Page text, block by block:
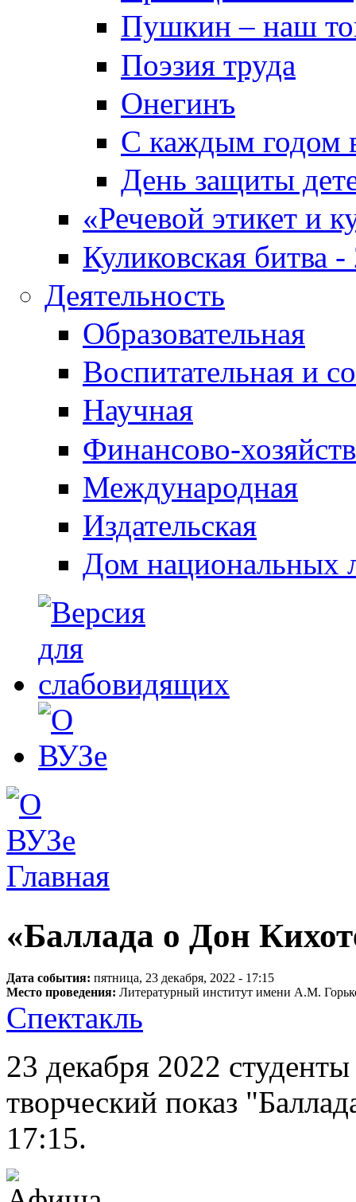
Пушкин – наш
Поэзия труда
Онегинъ
С каждым годом
День защиты
«Речевой этикет и
Куликовская битва
Деятельность
Образовательная
Воспитательная и
Научная
Финансово-
Международная
Издательская
Дом национальных
Вы здесь
Главная
«Баллада о Дон
Дата события: пятница, 23 декабря, 2022 - 17:15
Место проведения: Литературный институт имени А.М.
Спектакль
23 декабря 2022
творческий показ
17:15.